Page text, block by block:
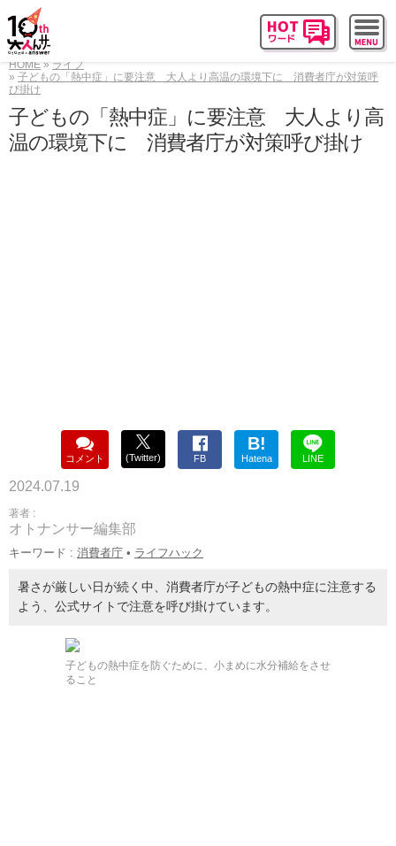
HOME
ライフ
子どもの「熱中症」に要注意 大人より高温の環境下に 消費者庁が対策呼
び掛け
子どもの「熱中症」に要注意 大人より高
温の環境下に 消費者庁が対策呼び掛け
コメント (Twitter) FB
B!
Hatena LINE
2024.07.19
著者 :
オトナンサー編集部
キーワード : 消費者庁 • ライフハック
暑さが厳しい日が続く中、消費者庁が子どもの熱中症に注意する
よう、公式サイトで注意を呼び掛けています。
子どもの熱中症を防ぐために、小まめに水分補給をさせ
ること